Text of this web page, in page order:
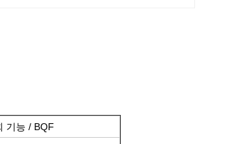
기능 / BQF